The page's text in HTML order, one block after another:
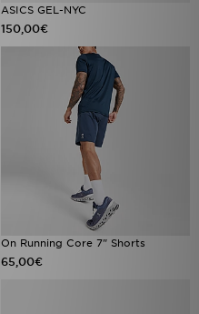
ASICS GEL-NYC
150,00€
On Running Core 7" Shorts
65,00€